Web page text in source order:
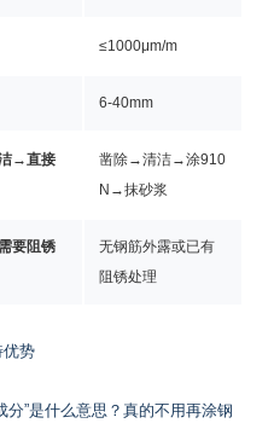
≤1000μm/m
6-40mm
→直接
凿除→清洁→涂910
N→抹砂浆
要阻锈
无钢筋外露或已有
阻锈处理
势
分”是什么意思？真的不用再涂钢